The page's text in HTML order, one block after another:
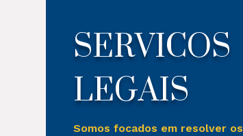
SERVICOS
LEGAIS
Somos focados em resolver os